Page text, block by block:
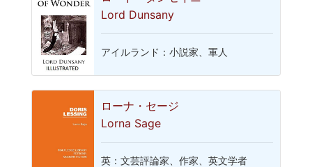
Lord Dunsany
アイルランド：小説家、軍人
ローナ・セージ
Lorna Sage
英：文芸評論家、作家、英文学者